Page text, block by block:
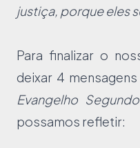
justiça, porque eles
Para finalizar o
deixar 4
Evangelho
possamos refletir: